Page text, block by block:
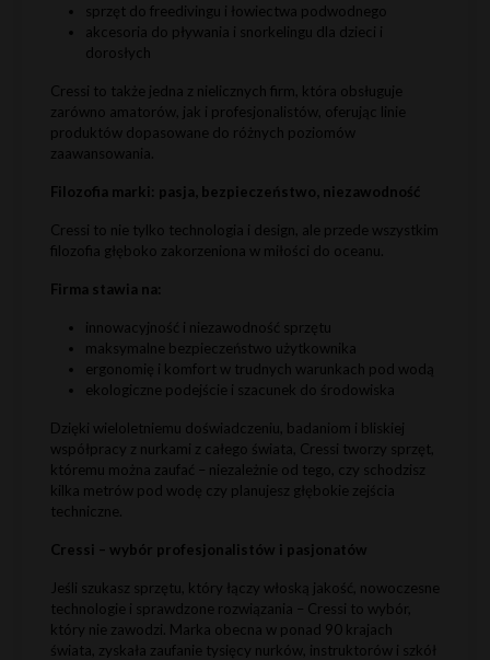
sprzęt do freedivingu i łowiectwa podwodnego
akcesoria do pływania i snorkelingu dla dzieci i
dorosłych
Cressi to także jedna z nielicznych firm, która obsługuje
zarówno amatorów, jak i profesjonalistów, oferując linie
produktów dopasowane do różnych poziomów
zaawansowania.
Filozofia marki: pasja, bezpieczeństwo, niezawodność
Cressi to nie tylko technologia i design, ale przede wszystkim
filozofia głęboko zakorzeniona w miłości do oceanu.
Firma stawia na:
innowacyjność i niezawodność sprzętu
maksymalne bezpieczeństwo użytkownika
ergonomię i komfort w trudnych warunkach pod wodą
ekologiczne podejście i szacunek do środowiska
Dzięki wieloletniemu doświadczeniu, badaniom i bliskiej
współpracy z nurkami z całego świata, Cressi tworzy sprzęt,
któremu można zaufać – niezależnie od tego, czy schodzisz
kilka metrów pod wodę czy planujesz głębokie zejścia
techniczne.
Cressi – wybór profesjonalistów i pasjonatów
Jeśli szukasz sprzętu, który łączy włoską jakość, nowoczesne
technologie i sprawdzone rozwiązania – Cressi to wybór,
który nie zawodzi. Marka obecna w ponad 90 krajach
świata, zyskała zaufanie tysięcy nurków, instruktorów i szkół